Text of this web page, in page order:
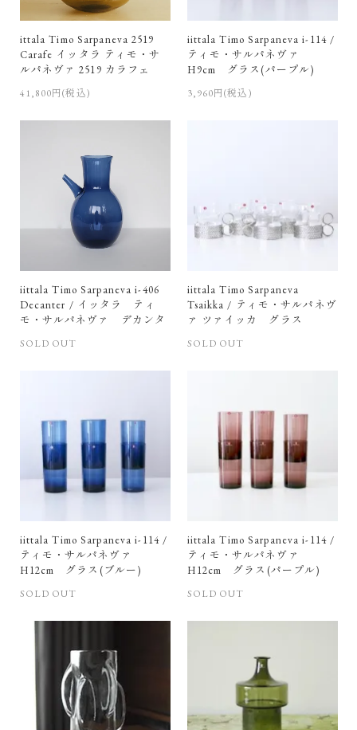
ittala Timo Sarpaneva 2519
Carafe イッタラ ティモ・サ
ルパネヴァ 2519 カラフェ
41,800円(税込)
iittala Timo Sarpaneva i-114 /
ティモ・サルパネヴァ
H9cm グラス(パープル)
3,960円(税込)
iittala Timo Sarpaneva i-406
Decanter / イッタラ ティ
モ・サルパネヴァ デカンタ
SOLD OUT
iittala Timo Sarpaneva
Tsaikka / ティモ・サルパネヴ
ァ ツァイッカ グラス
SOLD OUT
iittala Timo Sarpaneva i-114 /
ティモ・サルパネヴァ
H12cm グラス(ブルー)
SOLD OUT
iittala Timo Sarpaneva i-114 /
ティモ・サルパネヴァ
H12cm グラス(パープル)
SOLD OUT